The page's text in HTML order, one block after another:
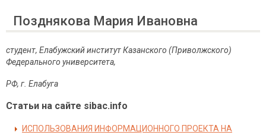
Позднякова Мария Ивановна
студент, Елабужский институт Казанского (Приволжского)
Федерального университета,
РФ, г Елабуга
Статьи на сайте sibac.info
ИСПОЛЬЗОВАНИЯ ИНФОРМАЦИОННОГО ПРОЕКТА НА